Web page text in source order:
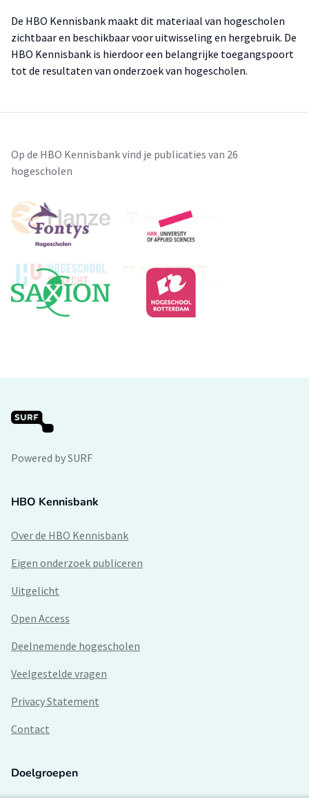
De HBO Kennisbank maakt dit materiaal van hogescholen
zichtbaar en beschikbaar voor uitwisseling en hergebruik. De
HBO Kennisbank is hierdoor een belangrijke toegangspoort
tot de resultaten van onderzoek van hogescholen.
Op de HBO Kennisbank vind je publicaties van 26
hogescholen
Powered by SURF
HBO Kennisbank
Over de HBO Kennisbank
Eigen onderzoek publiceren
Uitgelicht
Open Access
Deelnemende hogescholen
Veelgestelde vragen
Privacy Statement
Contact
Doelgroepen